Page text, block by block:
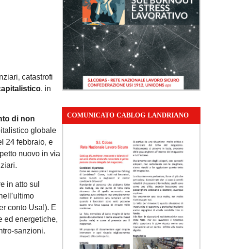
catastrofi
, in
di non
globale
24 febbraio, e
nuovo in via
in atto sul
conto Usa!). E
ed energetiche,
sanzioni.
COMUNICATO CABLOG LANDRIANO